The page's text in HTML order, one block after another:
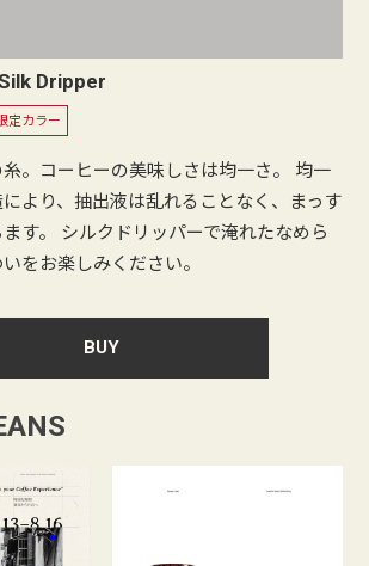
Dripper
定カラー
。コーヒーの美味しさは均一さ。 均一
より、抽出液は乱れることなく、まっす
す。 シルクドリッパーで淹れたなめら
をお楽しみください。
BUY